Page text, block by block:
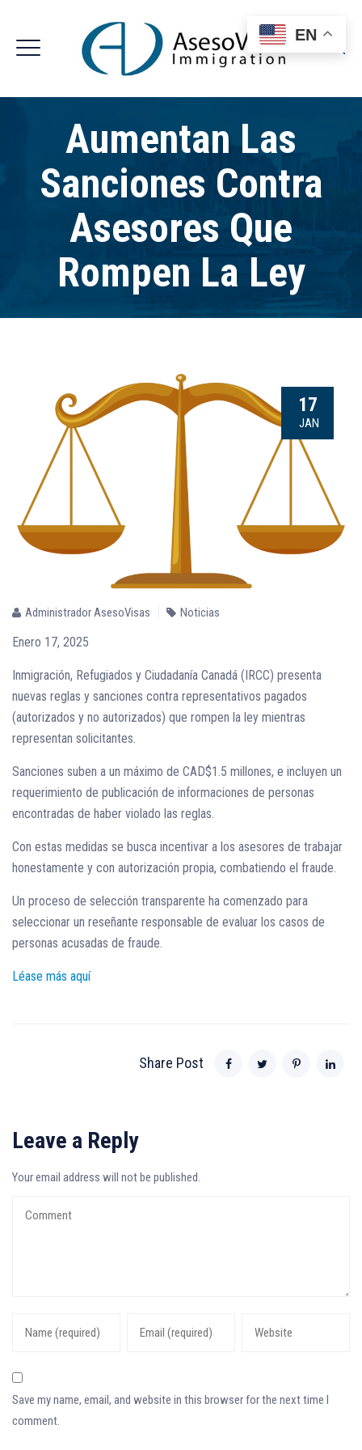
Aumentan Las
Sanciones Contra
Asesores Que
Rompen La Ley
17
JAN
Administrador AsesoVisas Noticias
Enero 17, 2025
Inmigración, Refugiados y Ciudadanía Canadá (IRCC) presenta
nuevas reglas y sanciones contra representativos pagados
(autorizados y no autorizados) que rompen la ley mientras
representan solicitantes.
Sanciones suben a un máximo de CAD$1.5 millones, e incluyen un
requerimiento de publicación de informaciones de personas
encontradas de haber violado las reglas.
Con estas medidas se busca incentivar a los asesores de trabajar
honestamente y con autorización propia, combatiendo el fraude.
Un proceso de selección transparente ha comenzado para
seleccionar un reseñante responsable de evaluar los casos de
personas acusadas de fraude.
Léase más aquí
Share Post
Leave a Reply
Your email address will not be published.
Save my name, email, and website in this browser for the next time I
comment.
EN